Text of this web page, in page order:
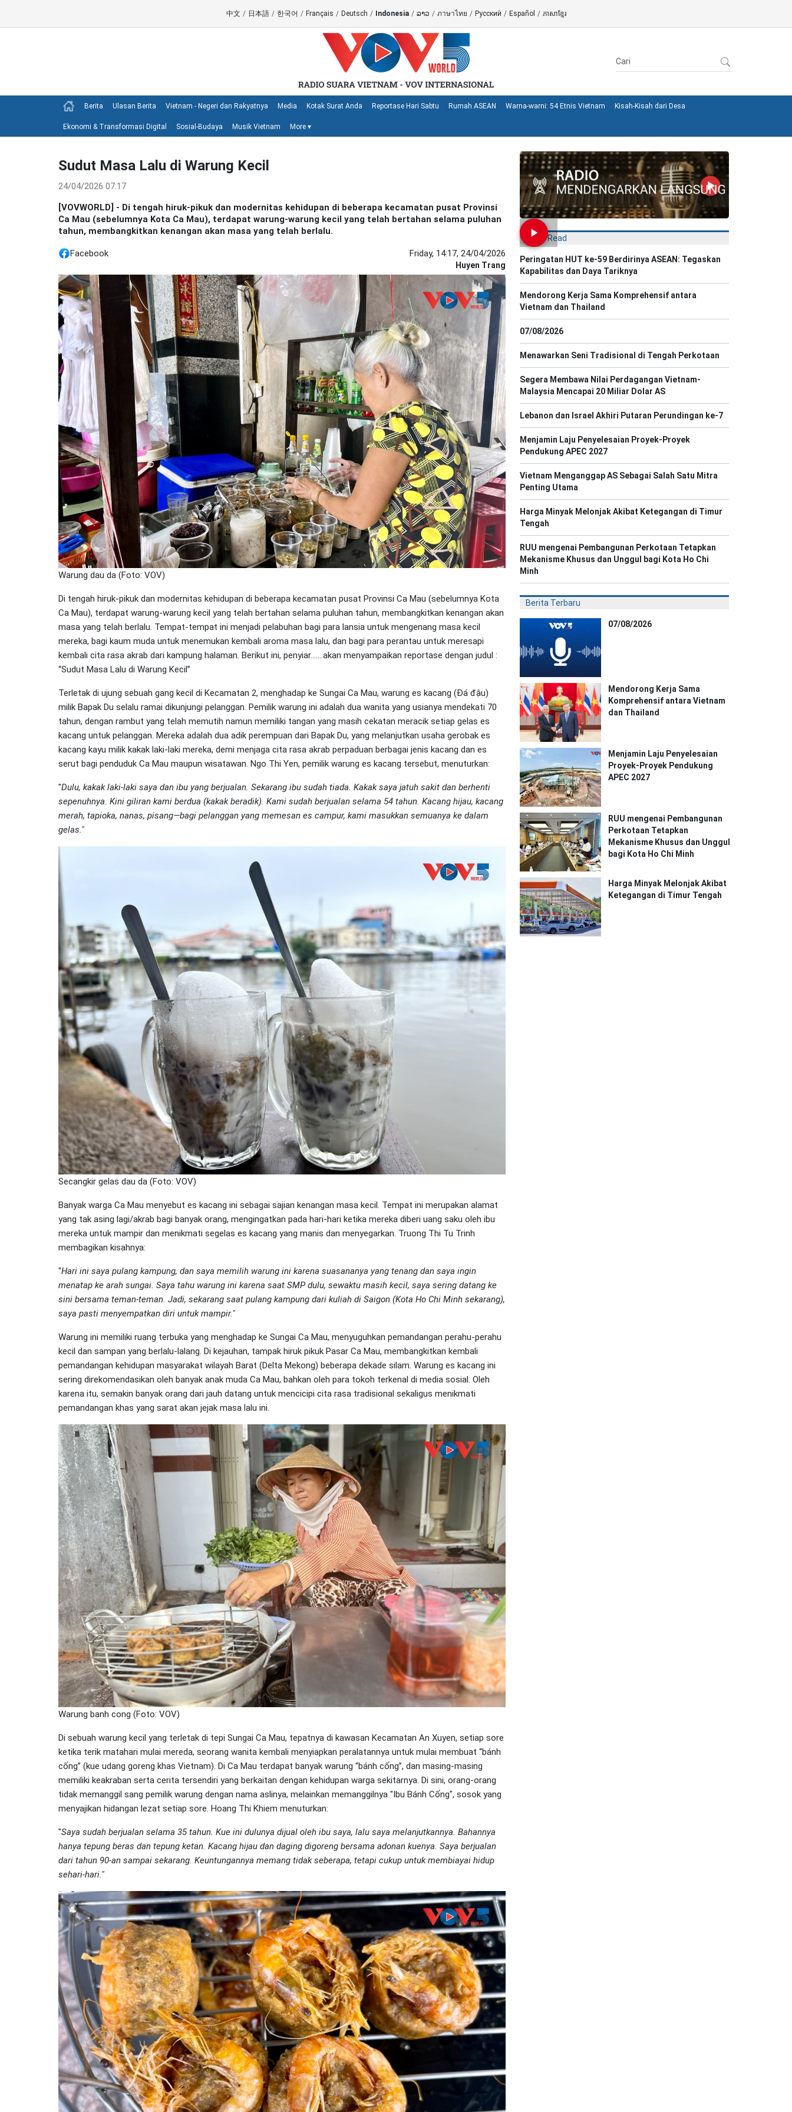
中文 / 日本語 / 한국어 / Français / Deutsch / Indonesia / ລາວ / ภาษาไทย / Русский / Español / ភាសាខ្មែរ
Berita Ulasan Berita Vietnam - Negeri dan Rakyatnya Media Kotak Surat Anda Reportase Hari Sabtu Rumah ASEAN Warna-warni: 54 Etnis Vietnam Kisah-Kisah dari Desa
Ekonomi & Transformasi Digital Sosial-Budaya Musik Vietnam More ▾
Sudut Masa Lalu di Warung Kecil
24/04/2026 07:17
[VOVWORLD] - Di tengah hiruk-pikuk dan modernitas kehidupan di beberapa kecamatan pusat Provinsi
Ca Mau (sebelumnya Kota Ca Mau), terdapat warung-warung kecil yang telah bertahan selama puluhan
tahun, membangkitkan kenangan akan masa yang telah berlalu.
Facebook Friday, 14:17, 24/04/2026
Huyen Trang
Warung dau da (Foto: VOV)
Di tengah hiruk-pikuk dan modernitas kehidupan di beberapa kecamatan pusat Provinsi Ca Mau (sebelumnya Kota
Ca Mau), terdapat warung-warung kecil yang telah bertahan selama puluhan tahun, membangkitkan kenangan akan
masa yang telah berlalu. Tempat-tempat ini menjadi pelabuhan bagi para lansia untuk mengenang masa kecil
mereka, bagi kaum muda untuk menemukan kembali aroma masa lalu, dan bagi para perantau untuk meresapi
kembali cita rasa akrab dari kampung halaman. Berikut ini, penyiar…….akan menyampaikan reportase dengan judul :
“Sudut Masa Lalu di Warung Kecil”
Terletak di ujung sebuah gang kecil di Kecamatan 2, menghadap ke Sungai Ca Mau, warung es kacang (Đá đậu)
milik Bapak Du selalu ramai dikunjungi pelanggan. Pemilik warung ini adalah dua wanita yang usianya mendekati 70
tahun, dengan rambut yang telah memutih namun memiliki tangan yang masih cekatan meracik setiap gelas es
kacang untuk pelanggan. Mereka adalah dua adik perempuan dari Bapak Du, yang melanjutkan usaha gerobak es
kacang kayu milik kakak laki-laki mereka, demi menjaga cita rasa akrab perpaduan berbagai jenis kacang dan es
serut bagi penduduk Ca Mau maupun wisatawan. Ngo Thi Yen, pemilik warung es kacang tersebut, menuturkan:
"Dulu, kakak laki-laki saya dan ibu yang berjualan. Sekarang ibu sudah tiada. Kakak saya jatuh sakit dan berhenti
sepenuhnya. Kini giliran kami berdua (kakak beradik). Kami sudah berjualan selama 54 tahun. Kacang hijau, kacang
merah, tapioka, nanas, pisang—bagi pelanggan yang memesan es campur, kami masukkan semuanya ke dalam
gelas."
Secangkir gelas dau da (Foto: VOV)
Banyak warga Ca Mau menyebut es kacang ini sebagai sajian kenangan masa kecil. Tempat ini merupakan alamat
yang tak asing lagi/akrab bagi banyak orang, mengingatkan pada hari-hari ketika mereka diberi uang saku oleh ibu
mereka untuk mampir dan menikmati segelas es kacang yang manis dan menyegarkan. Truong Thi Tu Trinh
membagikan kisahnya:
"Hari ini saya pulang kampung, dan saya memilih warung ini karena suasananya yang tenang dan saya ingin
menatap ke arah sungai. Saya tahu warung ini karena saat SMP dulu, sewaktu masih kecil, saya sering datang ke
sini bersama teman-teman. Jadi, sekarang saat pulang kampung dari kuliah di Saigon (Kota Ho Chi Minh sekarang),
saya pasti menyempatkan diri untuk mampir."
Warung ini memiliki ruang terbuka yang menghadap ke Sungai Ca Mau, menyuguhkan pemandangan perahu-perahu
kecil dan sampan yang berlalu-lalang. Di kejauhan, tampak hiruk pikuk Pasar Ca Mau, membangkitkan kembali
pemandangan kehidupan masyarakat wilayah Barat (Delta Mekong) beberapa dekade silam. Warung es kacang ini
sering direkomendasikan oleh banyak anak muda Ca Mau, bahkan oleh para tokoh terkenal di media sosial. Oleh
karena itu, semakin banyak orang dari jauh datang untuk mencicipi cita rasa tradisional sekaligus menikmati
pemandangan khas yang sarat akan jejak masa lalu ini.
Warung banh cong (Foto: VOV)
Di sebuah warung kecil yang terletak di tepi Sungai Ca Mau, tepatnya di kawasan Kecamatan An Xuyen, setiap sore
ketika terik matahari mulai mereda, seorang wanita kembali menyiapkan peralatannya untuk mulai membuat “bánh
cống” (kue udang goreng khas Vietnam). Di Ca Mau terdapat banyak warung “bánh cống”, dan masing-masing
memiliki keakraban serta cerita tersendiri yang berkaitan dengan kehidupan warga sekitarnya. Di sini, orang-orang
tidak memanggil sang pemilik warung dengan nama aslinya, melainkan memanggilnya "Ibu Bánh Cống", sosok yang
menyajikan hidangan lezat setiap sore. Hoang Thi Khiem menuturkan:
"Saya sudah berjualan selama 35 tahun. Kue ini dulunya dijual oleh ibu saya, lalu saya melanjutkannya. Bahannya
hanya tepung beras dan tepung ketan. Kacang hijau dan daging digoreng bersama adonan kuenya. Saya berjualan
dari tahun 90-an sampai sekarang. Keuntungannya memang tidak seberapa, tetapi cukup untuk membiayai hidup
sehari-hari."
Most Read
Peringatan HUT ke-59 Berdirinya ASEAN: Tegaskan
Kapabilitas dan Daya Tariknya
Mendorong Kerja Sama Komprehensif antara
Vietnam dan Thailand
07/08/2026
Menawarkan Seni Tradisional di Tengah Perkotaan
Segera Membawa Nilai Perdagangan Vietnam-
Malaysia Mencapai 20 Miliar Dolar AS
Lebanon dan Israel Akhiri Putaran Perundingan ke-7
Menjamin Laju Penyelesaian Proyek-Proyek
Pendukung APEC 2027
Vietnam Menganggap AS Sebagai Salah Satu Mitra
Penting Utama
Harga Minyak Melonjak Akibat Ketegangan di Timur
Tengah
RUU mengenai Pembangunan Perkotaan Tetapkan
Mekanisme Khusus dan Unggul bagi Kota Ho Chi
Minh
Berita Terbaru
07/08/2026
Mendorong Kerja Sama
Komprehensif antara Vietnam
dan Thailand
Menjamin Laju Penyelesaian
Proyek-Proyek Pendukung
APEC 2027
RUU mengenai Pembangunan
Perkotaan Tetapkan
Mekanisme Khusus dan Unggul
bagi Kota Ho Chi Minh
Harga Minyak Melonjak Akibat
Ketegangan di Timur Tengah